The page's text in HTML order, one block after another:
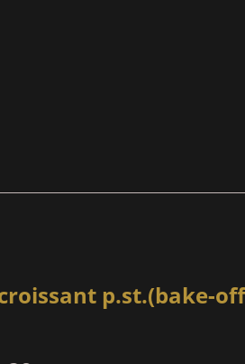
p.st.(bake-